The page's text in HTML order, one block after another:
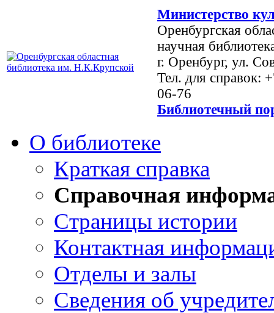
Министерство
Оренбургская
научная
г. Оренбург, ул.
Тел. для справок:
06-76
Библиотечный
О библиотеке
Краткая справка
Справочная
Страницы истории
Контактная
Отделы и залы
Сведения об